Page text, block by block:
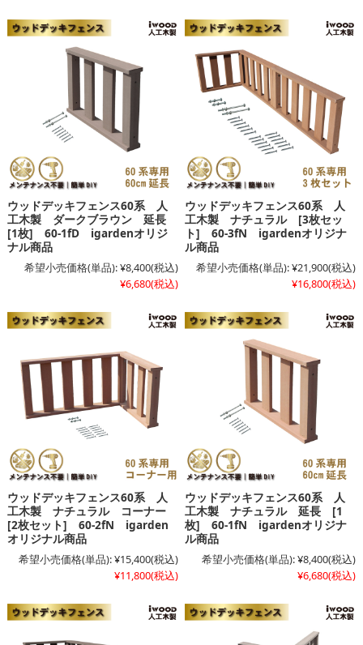
ウッドデッキフェンス60系 人
工木製 ダークブラウン 延長
[1枚] 60-1fD igardenオリジ
ナル商品
希望小売価格(単品):¥8,400(税込)
¥6,680(税込)
ウッドデッキフェンス60系 人
工木製 ナチュラル [3枚セッ
ト] 60-3fN igardenオリジナ
ル商品
希望小売価格(単品):¥21,900(税込)
¥16,800(税込)
ウッドデッキフェンス60系 人
工木製 ナチュラル コーナー
[2枚セット] 60-2fN igarden
オリジナル商品
希望小売価格(単品):¥15,400(税込)
¥11,800(税込)
ウッドデッキフェンス60系 人
工木製 ナチュラル 延長 [1
枚] 60-1fN igardenオリジナ
ル商品
希望小売価格(単品):¥8,400(税込)
¥6,680(税込)